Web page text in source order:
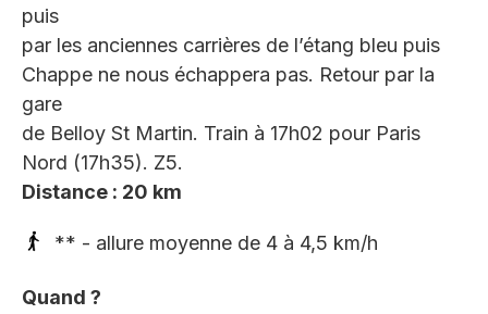
puis
par les anciennes carrières de l’étang bleu puis
Chappe ne nous échappera pas. Retour par la
gare
de Belloy St Martin. Train à 17h02 pour Paris
Nord (17h35). Z5.
Distance : 20 km
** - allure moyenne de 4 à 4,5 km/h
Quand ?